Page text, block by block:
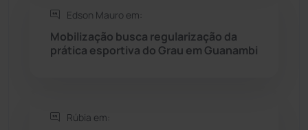
Sebastião Laranjeiras
Sudoeste Baiano
Edson Mauro em:
Mobilização busca regularização da
prática esportiva do Grau em Guanambi
Rúbia em: